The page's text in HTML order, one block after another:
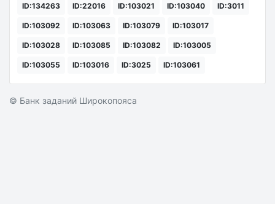
ID:134263 ID:22016 ID:103021 ID:103040 ID:3011
ID:103092 ID:103063 ID:103079 ID:103017
ID:103028 ID:103085 ID:103082 ID:103005
ID:103055 ID:103016 ID:3025 ID:103061
© Банк заданий Широкопояса